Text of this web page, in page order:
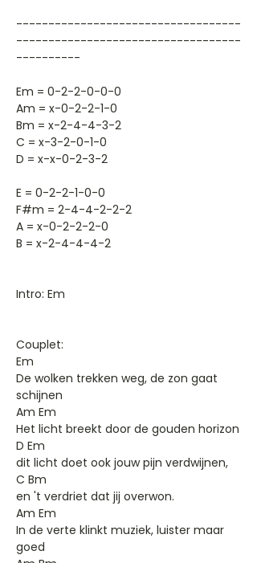
-----------------------------------
-----------------------------------
----------
Em = 0-2-2-0-0-0
Am = x-0-2-2-1-0
Bm = x-2-4-4-3-2
C = x-3-2-0-1-0
D = x-x-0-2-3-2
E = 0-2-2-1-0-0
F#m = 2-4-4-2-2-2
A = x-0-2-2-2-0
B = x-2-4-4-4-2
Intro: Em
Couplet:
Em
De wolken trekken weg, de zon gaat
schijnen
Am Em
Het licht breekt door de gouden horizon
D Em
dit licht doet ook jouw pijn verdwijnen,
C Bm
en 't verdriet dat jij overwon.
Am Em
In de verte klinkt muziek, luister maar
goed